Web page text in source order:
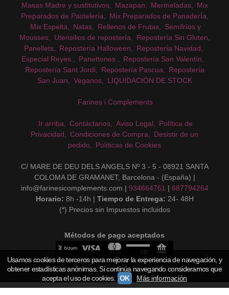
Masas Madre y sustitutivos
Mazapan Mermeladas
Mix
Preparados de Pastelería
Mix Preparados de PanaderÍa
Mix Espelta
Natas Rellenos de Frutas
Semifríos y
Mousses
Utensilios de repostería
Repostería Sin Gluten
Panellets
Repostería Halloween
Repostería Navidad
Especial Reyes
Panettones
Repostería San Valentín
Repostería Sant Jordi
Repostería Pascua
Repostería
San Juan
Veganos LIQUIDACIÓN DE STOCK
Farines i Complements
Ir arriba Contáctanos Aviso Legal
Política de
Privacidad
Condiciones de Compra
Desistir de un
pedido
Políticas de Cookies
C/ MARE DE DEU DELS ANGELS Nº 3 - 5 - 08921 SANTA
COLOMA DE GRAMANET, Barcelona - (España) |
info@farinesicomplements.com | 934664761 | 687794264
Horario: 8h -14h | Tiempo de Entrega: 24- 48H
(*) Precios sin Impuestos incluidos
Métodos de pago aceptados
Usamos cookies de terceros para mejorar la experiencia de navegación, y
obtener estadísticas anónimas. Si continúa navegando consideramos que
acepta el uso de cookies.
OK Más información